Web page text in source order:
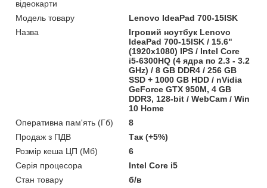
відеокарти
Модель товару
Lenovo IdeaPad 700-15ISK
Назва
Ігровий ноутбук Lenovo
IdeaPad 700-15ISK / 15.6"
(1920x1080) IPS / Intel Core
i5-6300HQ (4 ядра по 2.3 - 3.2
GHz) / 8 GB DDR4 / 256 GB
SSD + 1000 GB HDD / nVidia
GeForce GTX 950M, 4 GB
DDR3, 128-bit / WebCam / Win
10 Home
Оперативна пам'ять (Гб)
8
Продаж з ПДВ
Так (+5%)
Розмір кеша ЦП (Мб)
6
Серія процесора
Intel Core i5
Стан товару
б/в